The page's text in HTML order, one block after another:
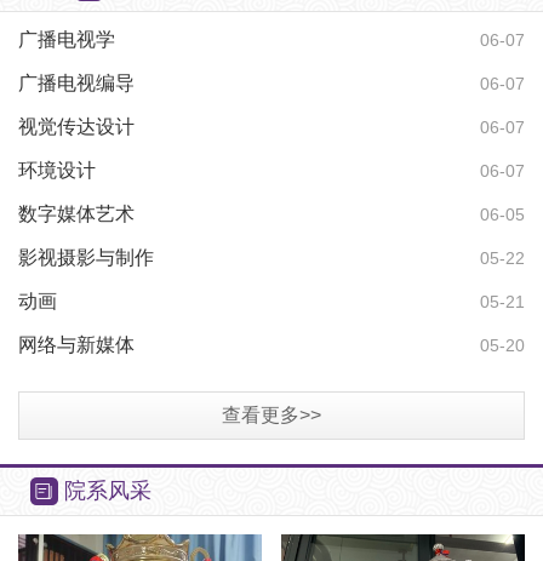
06-07
广播电视学
06-07
广播电视编导
06-07
视觉传达设计
06-07
环境设计
06-05
数字媒体艺术
05-22
影视摄影与制作
05-21
动画
05-20
网络与新媒体
查看更多>>
院系风采